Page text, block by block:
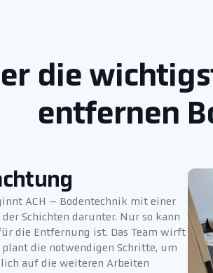
die
entfernen
ACH – Bodentechnik mit einer
Schichten darunter. Nur so kann
die Entfernung ist. Das Team wirft
die notwendigen Schritte, um
auf die weiteren Arbeiten